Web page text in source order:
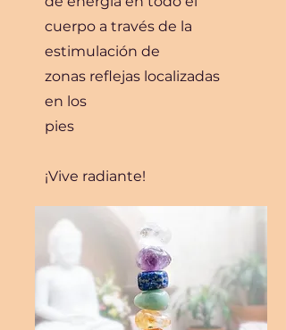
cuerpo a través de la
estimulación de
zonas reflejas localizadas
en los
pies
¡Vive radiante!